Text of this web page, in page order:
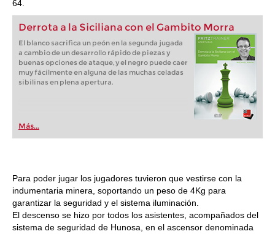
64.
Derrota a la Siciliana con el Gambito Morra
El blanco sacrifica un peón en la segunda jugada
a cambio de un desarrollo rápido de piezas y
buenas opciones de ataque, y el negro puede caer
muy fácilmente en alguna de las muchas celadas
sibilinas en plena apertura.
Más...
Para poder jugar los jugadores tuvieron que vestirse con la
indumentaria minera, soportando un peso de 4Kg para
garantizar la seguridad y el sistema iluminación.
El descenso se hizo por todos los asistentes, acompañados del
sistema de seguridad de Hunosa, en el ascensor denominada